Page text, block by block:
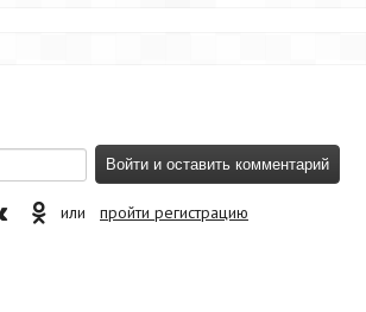
или пройти регистрацию